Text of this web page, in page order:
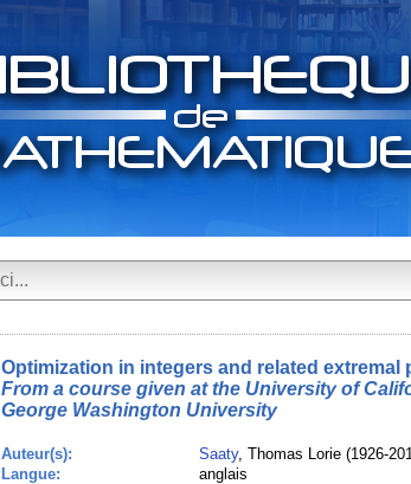
Optimization in integers and related extremal
From a course given at the University of
George Washington University
Auteur(s): Saaty, Thomas Lorie (1926-
Langue:
anglais